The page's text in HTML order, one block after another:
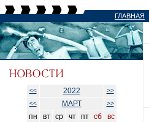
ГЛАВНАЯ
<< 2022
>>
<<
МАРТ >>
пн вт ср чт пт сб
вс